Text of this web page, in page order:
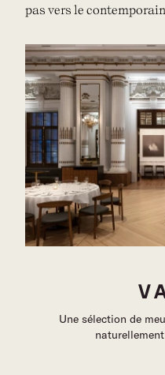
pas vers le
Une sélection de